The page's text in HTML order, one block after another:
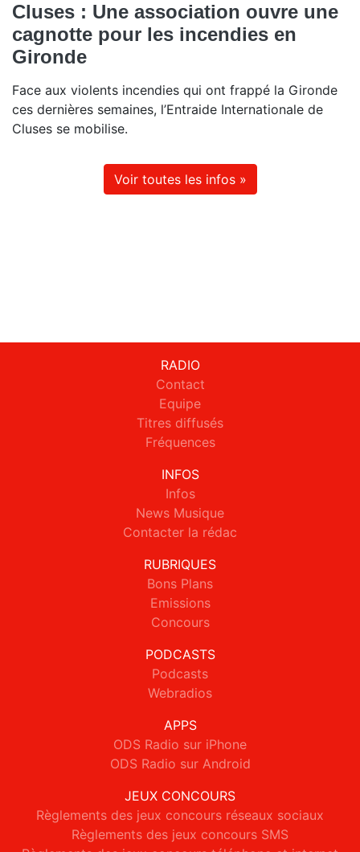
Cluses : Une association ouvre une
cagnotte pour les incendies en
Gironde
Face aux violents incendies qui ont frappé la Gironde
ces dernières semaines, l’Entraide Internationale de
Cluses se mobilise.
Voir toutes les infos »
RADIO
Contact
Equipe
Titres diffusés
Fréquences
INFOS
Infos
News Musique
Contacter la rédac
RUBRIQUES
Bons Plans
Emissions
Concours
PODCASTS
Podcasts
Webradios
APPS
ODS Radio sur iPhone
ODS Radio sur Android
JEUX CONCOURS
Règlements des jeux concours réseaux sociaux
Règlements des jeux concours SMS